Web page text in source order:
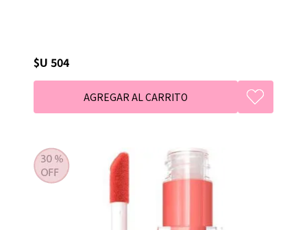
$U 504